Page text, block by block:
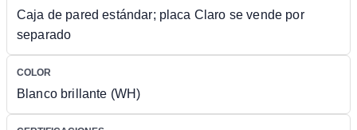
Caja de pared estándar; placa Claro se vende por
separado
COLOR
Blanco brillante (WH)